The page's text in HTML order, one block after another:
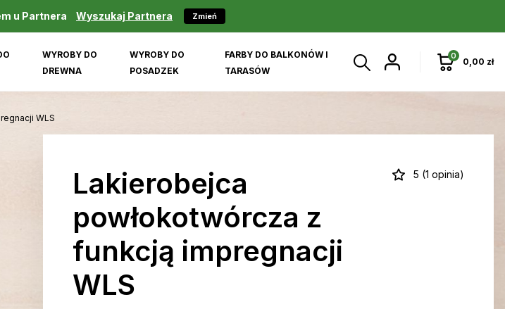
u Partnera Wyszukaj Partnera Zmień
WYROBY DO
DREWNA
WYROBY DO
POSADZEK
FARBY DO BALKONÓW I
TARASÓW
0
0,00 zł
WLS
Lakierobejca
powłokotwórcza z
funkcją impregnacji
WLS
5 (1 opinia)